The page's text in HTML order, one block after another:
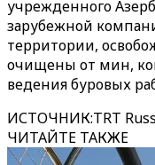
учрежденного
зарубежной
территории,
очищены от мин,
ведения буровых
ИСТОЧНИК:TRT
ЧИТАЙТЕ ТАКЖЕ